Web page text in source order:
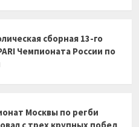
сборная 13-го
Чемпионата России по
Москвы по регби